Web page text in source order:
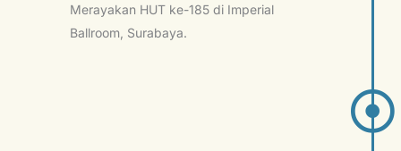
Merayakan HUT ke-185 di Imperial
Ballroom, Surabaya.